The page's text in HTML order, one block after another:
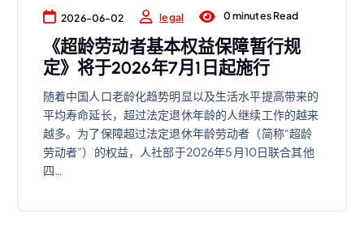
2026-06-02 legal 0 minutes Read
《超龄劳动者基本权益保障暂行规
定》将于2026年7月1日起施行
随着中国人口老龄化趋势明显以及生活水平提高带来的
平均寿命延长，超过法定退休年龄的人继续工作的越来
越多。为了保障超过法定退休年龄劳动者（简称“超龄
劳动者”）的权益，人社部于2026年5月10日联合其他
四…